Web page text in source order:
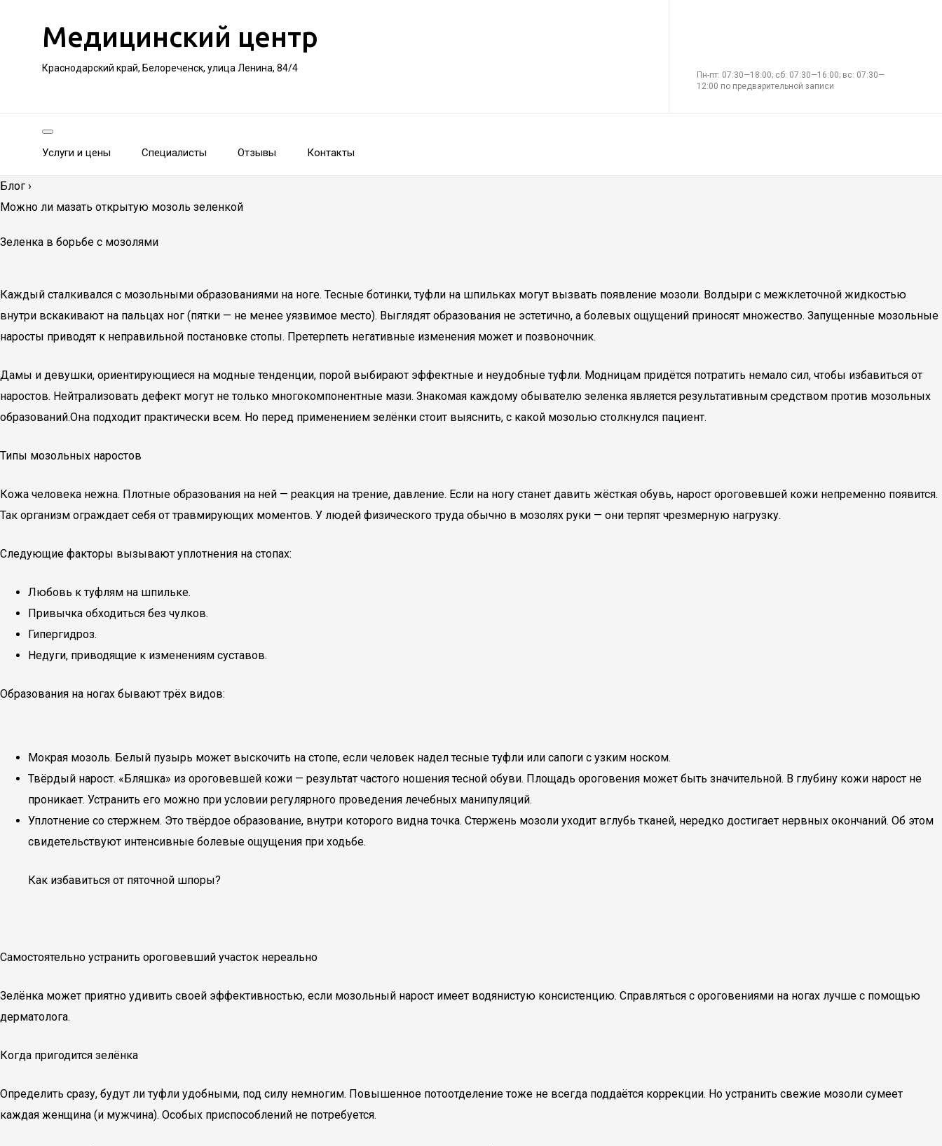
Медицинский центр
Краснодарский край, Белореченск, улица Ленина, 84/4
Пн-пт: 07:30—18:00; сб: 07:30—16:00; вс: 07:30—
12:00 по предварительной записи
Услуги и цены Специалисты Отзывы Контакты
Блог ›
Можно ли мазать открытую мозоль зеленкой
Зеленка в борьбе с мозолями
Каждый сталкивался с мозольными образованиями на ноге. Тесные ботинки, туфли на шпильках могут вызвать появление мозоли. Волдыри с межклеточной жидкостью
внутри вскакивают на пальцах ног (пятки — не менее уязвимое место). Выглядят образования не эстетично, а болевых ощущений приносят множество. Запущенные мозольные
наросты приводят к неправильной постановке стопы. Претерпеть негативные изменения может и позвоночник.
Дамы и девушки, ориентирующиеся на модные тенденции, порой выбирают эффектные и неудобные туфли. Модницам придётся потратить немало сил, чтобы избавиться от
наростов. Нейтрализовать дефект могут не только многокомпонентные мази. Знакомая каждому обывателю зеленка является результативным средством против мозольных
образований.Она подходит практически всем. Но перед применением зелёнки стоит выяснить, с какой мозолью столкнулся пациент.
Типы мозольных наростов
Кожа человека нежна. Плотные образования на ней — реакция на трение, давление. Если на ногу станет давить жёсткая обувь, нарост ороговевшей кожи непременно появится.
Так организм ограждает себя от травмирующих моментов. У людей физического труда обычно в мозолях руки — они терпят чрезмерную нагрузку.
Следующие факторы вызывают уплотнения на стопах:
Любовь к туфлям на шпильке.
Привычка обходиться без чулков.
Гипергидроз.
Недуги, приводящие к изменениям суставов.
Образования на ногах бывают трёх видов:
Мокрая мозоль. Белый пузырь может выскочить на стопе, если человек надел тесные туфли или сапоги с узким носком.
Твёрдый нарост. «Бляшка» из ороговевшей кожи — результат частого ношения тесной обуви. Площадь ороговения может быть значительной. В глубину кожи нарост не
проникает. Устранить его можно при условии регулярного проведения лечебных манипуляций.
Уплотнение со стержнем. Это твёрдое образование, внутри которого видна точка. Стержень мозоли уходит вглубь тканей, нередко достигает нервных окончаний. Об этом
свидетельствуют интенсивные болевые ощущения при ходьбе.
Как избавиться от пяточной шпоры?
Самостоятельно устранить ороговевший участок нереально
Зелёнка может приятно удивить своей эффективностью, если мозольный нарост имеет водянистую консистенцию. Справляться с ороговениями на ногах лучше с помощью
дерматолога.
Когда пригодится зелёнка
Определить сразу, будут ли туфли удобными, под силу немногим. Повышенное потоотделение тоже не всегда поддаётся коррекции. Но устранить свежие мозоли сумеет
каждая женщина (и мужчина). Особых приспособлений не потребуется.